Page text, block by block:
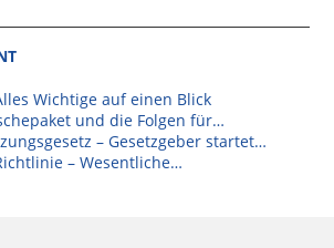
Wichtige auf einen Blick
und die Folgen für…
– Gesetzgeber startet…
– Wesentliche…